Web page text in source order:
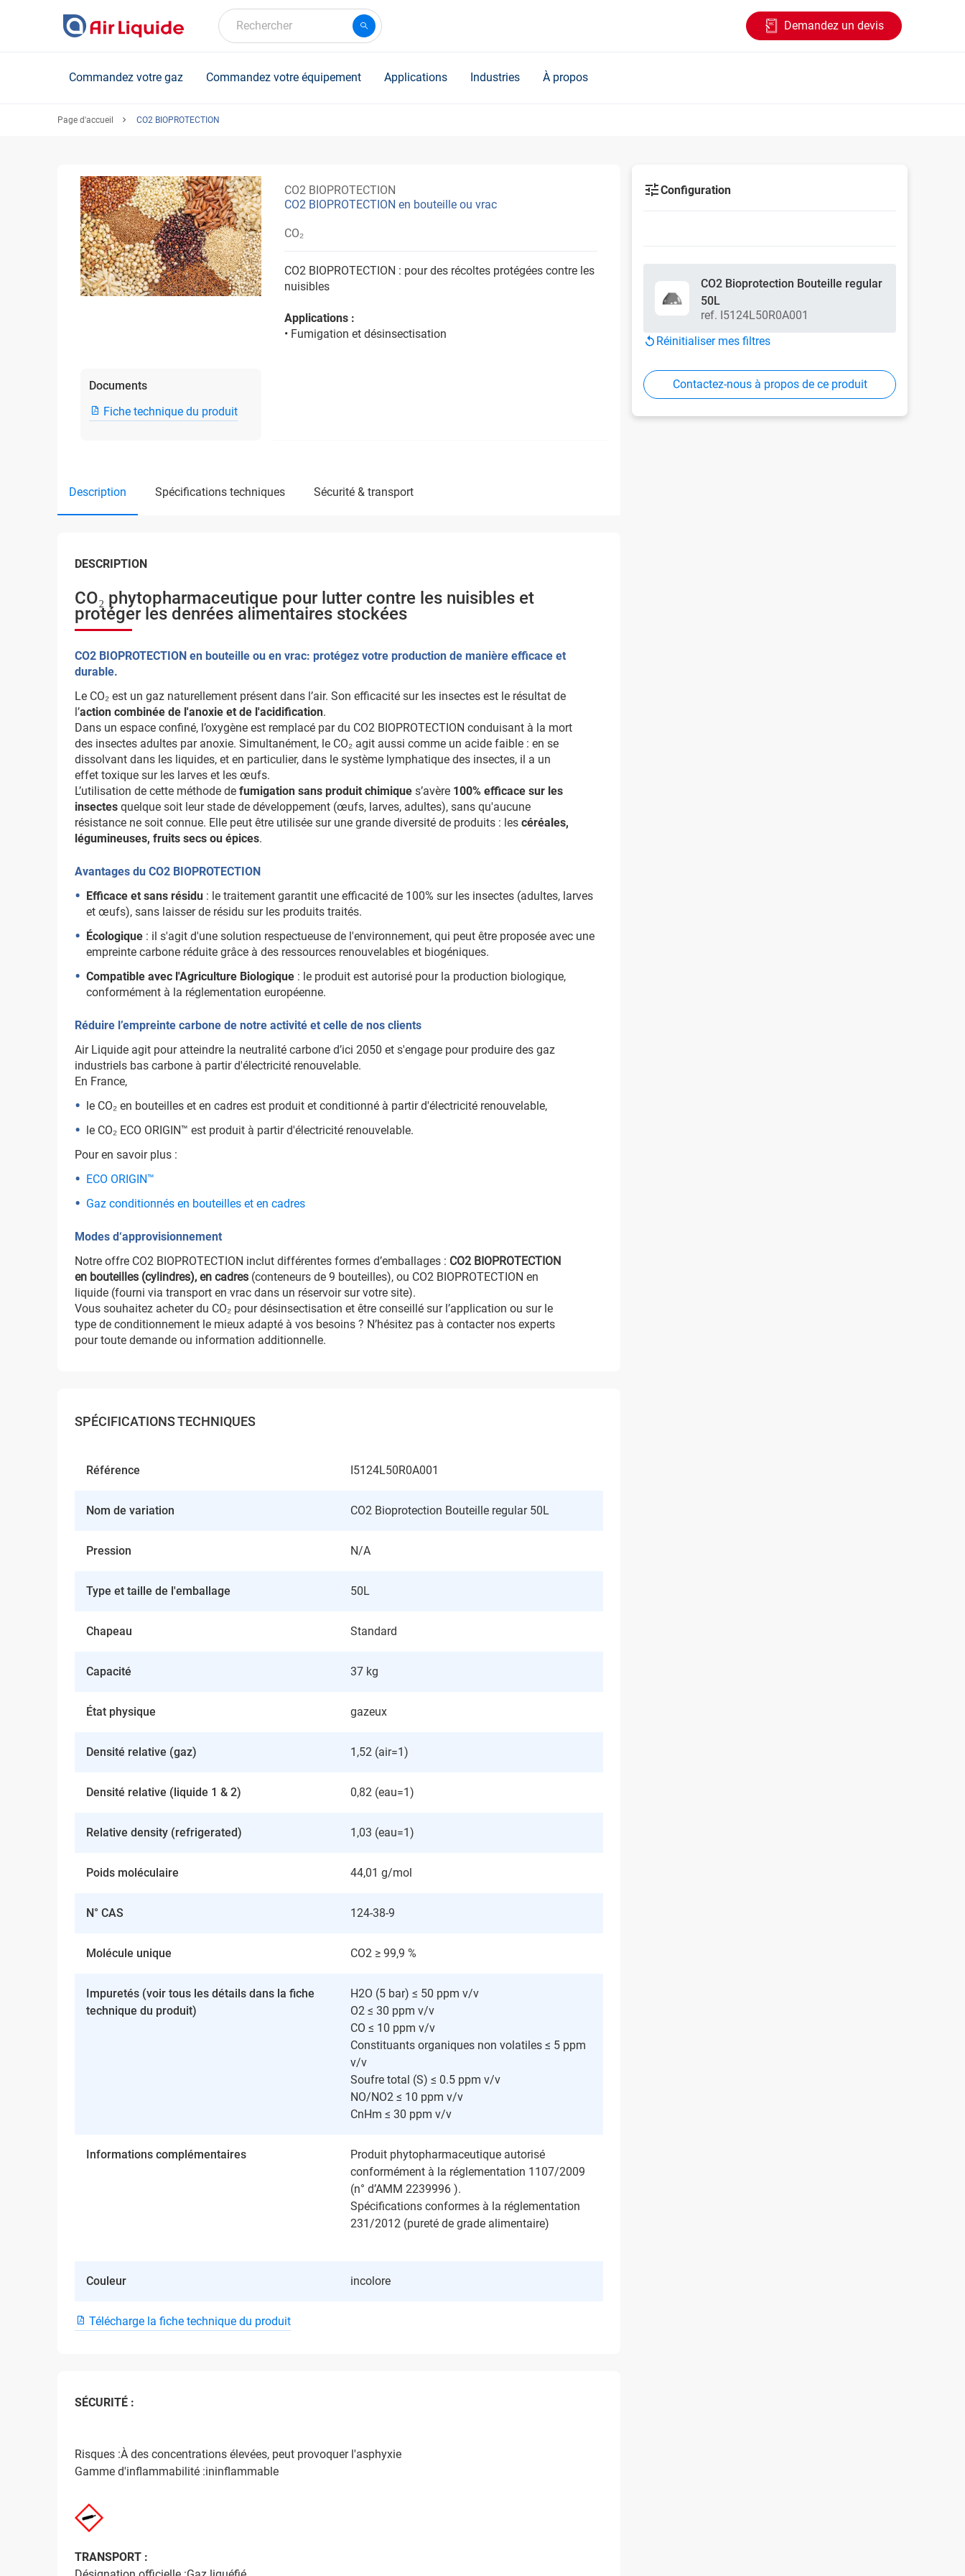
Rechercher Demandez un devis
Commandez votre gaz Commandez votre équipement Applications Industries À propos
Page d'accueil CO2 BIOPROTECTION
Documents
Fiche technique du produit
CO2 BIOPROTECTION
CO2 BIOPROTECTION en bouteille ou vrac
CO₂
CO2 BIOPROTECTION : pour des récoltes protégées contre les
nuisibles
Applications :
• Fumigation et désinsectisation
description spécifications techniques sécurité & transport
DESCRIPTION
CO₂ phytopharmaceutique pour lutter contre les nuisibles et
protéger les denrées alimentaires stockées
CO2 BIOPROTECTION en bouteille ou en vrac: protégez votre production de manière efficace et
durable.
Le CO₂ est un gaz naturellement présent dans l’air. Son efficacité sur les insectes est le résultat de
l’action combinée de l'anoxie et de l'acidification.
Dans un espace confiné, l’oxygène est remplacé par du CO2 BIOPROTECTION conduisant à la mort
des insectes adultes par anoxie. Simultanément, le CO₂ agit aussi comme un acide faible : en se
dissolvant dans les liquides, et en particulier, dans le système lymphatique des insectes, il a un
effet toxique sur les larves et les œufs.
L’utilisation de cette méthode de fumigation sans produit chimique s’avère 100% efficace sur les
insectes quelque soit leur stade de développement (œufs, larves, adultes), sans qu'aucune
résistance ne soit connue. Elle peut être utilisée sur une grande diversité de produits : les céréales,
légumineuses, fruits secs ou épices.
Avantages du CO2 BIOPROTECTION
Efficace et sans résidu : le traitement garantit une efficacité de 100% sur les insectes (adultes, larves
et œufs), sans laisser de résidu sur les produits traités.
Écologique : il s'agit d'une solution respectueuse de l'environnement, qui peut être proposée avec une
empreinte carbone réduite grâce à des ressources renouvelables et biogéniques.
Compatible avec l'Agriculture Biologique : le produit est autorisé pour la production biologique,
conformément à la réglementation européenne.
Réduire l’empreinte carbone de notre activité et celle de nos clients
Air Liquide agit pour atteindre la neutralité carbone d’ici 2050 et s'engage pour produire des gaz
industriels bas carbone à partir d'électricité renouvelable.
En France,
le CO₂ en bouteilles et en cadres est produit et conditionné à partir d'électricité renouvelable,
le CO₂ ECO ORIGIN™ est produit à partir d'électricité renouvelable.
Pour en savoir plus :
ECO ORIGIN™
Gaz conditionnés en bouteilles et en cadres
Modes d‘approvisionnement
Notre offre CO2 BIOPROTECTION inclut différentes formes d’emballages : CO2 BIOPROTECTION
en bouteilles (cylindres), en cadres (conteneurs de 9 bouteilles), ou CO2 BIOPROTECTION en
liquide (fourni via transport en vrac dans un réservoir sur votre site).
Vous souhaitez acheter du CO₂ pour désinsectisation et être conseillé sur l’application ou sur le
type de conditionnement le mieux adapté à vos besoins ? N’hésitez pas à contacter nos experts
pour toute demande ou information additionnelle.
SPÉCIFICATIONS TECHNIQUES
Référence I5124L50R0A001
Nom de variation CO2 Bioprotection Bouteille regular 50L
Pression N/A
Type et taille de l'emballage 50L
Chapeau Standard
Capacité 37 kg
État physique gazeux
Densité relative (gaz) 1,52 (air=1)
Densité relative (liquide 1 & 2) 0,82 (eau=1)
Relative density (refrigerated) 1,03 (eau=1)
Poids moléculaire 44,01 g/mol
N° CAS 124-38-9
Molécule unique CO2 ≥ 99,9 %
Impuretés (voir tous les détails dans la fiche
technique du produit)
H2O (5 bar) ≤ 50 ppm v/v
O2 ≤ 30 ppm v/v
CO ≤ 10 ppm v/v
Constituants organiques non volatiles ≤ 5 ppm
v/v
Soufre total (S) ≤ 0.5 ppm v/v
NO/NO2 ≤ 10 ppm v/v
CnHm ≤ 30 ppm v/v
Informations complémentaires
Produit phytopharmaceutique autorisé
conformément à la réglementation 1107/2009
(n° d’AMM 2239996 ).
Spécifications conformes à la réglementation
231/2012 (pureté de grade alimentaire)
Couleur incolore
Télécharge la fiche technique du produit
SÉCURITÉ :
Risques :À des concentrations élevées, peut provoquer l'asphyxie
Gamme d'inflammabilité :ininflammable
TRANSPORT :
Configuration
CO2 Bioprotection Bouteille regular
50L
ref. I5124L50R0A001
Réinitialiser mes filtres
Contactez-nous à propos de ce produit